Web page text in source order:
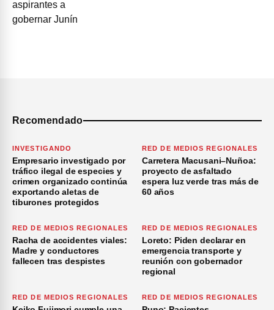
Recomendado
INVESTIGANDO
Empresario investigado por
tráfico ilegal de especies y
crimen organizado continúa
exportando aletas de
tiburones protegidos
RED DE MEDIOS REGIONALES
Carretera Macusani–Nuñoa:
proyecto de asfaltado
espera luz verde tras más de
60 años
RED DE MEDIOS REGIONALES
Racha de accidentes viales:
Madre y conductores
fallecen tras despistes
RED DE MEDIOS REGIONALES
Loreto: Piden declarar en
emergencia transporte y
reunión con gobernador
regional
RED DE MEDIOS REGIONALES RED DE MEDIOS REGIONALES